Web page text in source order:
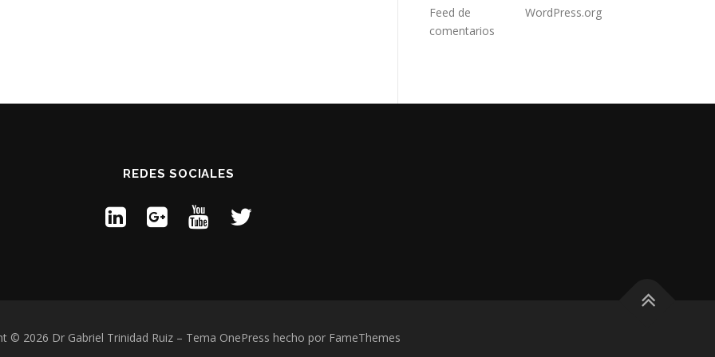
Feed de
comentarios
WordPress.org
REDES SOCIALES
© 2026 Dr Gabriel Trinidad Ruiz – Tema OnePress hecho por FameThemes